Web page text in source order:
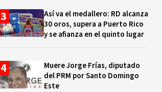
Así va el medallero: RD alcanza
30 oros, supera a Puerto Rico
y se afianza en el quinto lugar
Muere Jorge Frías, diputado
del PRM por Santo Domingo
Este